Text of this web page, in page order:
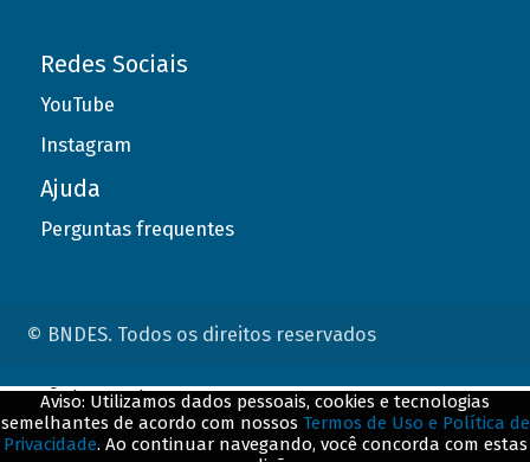
Redes Sociais
YouTube
Instagram
Ajuda
Perguntas frequentes
© BNDES. Todos os direitos reservados
Aviso: Utilizamos dados pessoais, cookies e tecnologias
semelhantes de acordo com nossos Termos de Uso e Política de
Privacidade. Ao continuar navegando, você concorda com estas
ConteÃºdo complementar
${title}${badge}